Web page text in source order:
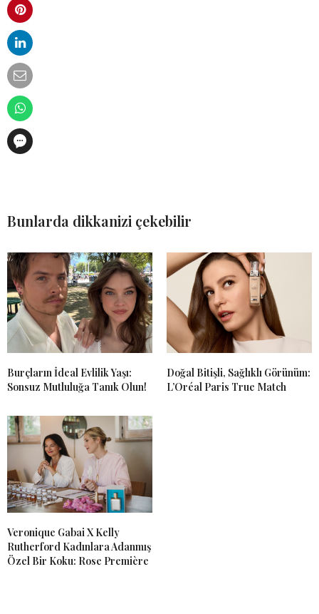
Bunlarda dikkanizi çekebilir
Burçların İdeal Evlilik Yaşı:
Sonsuz Mutluluğa Tanık Olun!
Doğal Bitişli, Sağlıklı Görünüm:
L’Oréal Paris True Match
Veronique Gabai X Kelly
Rutherford Kadınlara Adanmış
Özel Bir Koku: Rose Première